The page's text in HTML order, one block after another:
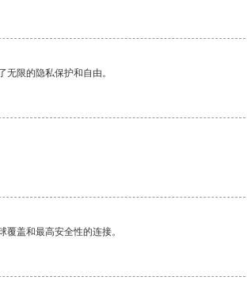
限的隐私保护和自由。
盖和最高安全性的连接。